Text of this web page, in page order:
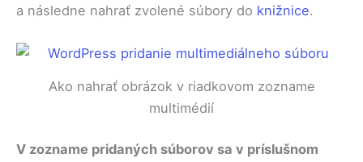
a následne nahrať zvolené súbory do knižnice.
Ako nahrať obrázok v riadkovom zozname
multimédií
V zozname pridaných súborov sa v príslušnom